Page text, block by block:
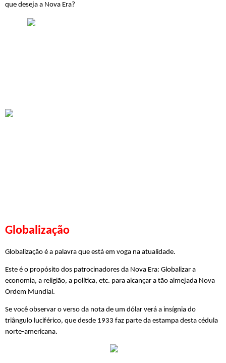
que deseja a Nova Era?
Globalização
Globalização é a palavra que está em voga na atualidade.
Este é o propósito dos patrocinadores da Nova Era: Globalizar a
economia, a religião, a política, etc. para alcançar a tão almejada Nova
Ordem Mundial.
Se você observar o verso da nota de um dólar verá a insígnia do
triângulo luciférico, que desde 1933 faz parte da estampa desta cédula
norte-americana.